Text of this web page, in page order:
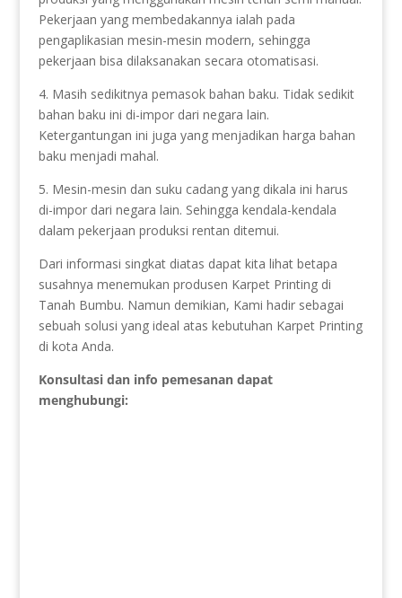
Pekerjaan yang membedakannya ialah pada
pengaplikasian mesin-mesin modern, sehingga
pekerjaan bisa dilaksanakan secara otomatisasi.
4. Masih sedikitnya pemasok bahan baku. Tidak sedikit
bahan baku ini di-impor dari negara lain.
Ketergantungan ini juga yang menjadikan harga bahan
baku menjadi mahal.
5. Mesin-mesin dan suku cadang yang dikala ini harus
di-impor dari negara lain. Sehingga kendala-kendala
dalam pekerjaan produksi rentan ditemui.
Dari informasi singkat diatas dapat kita lihat betapa
susahnya menemukan produsen Karpet Printing di
Tanah Bumbu. Namun demikian, Kami hadir sebagai
sebuah solusi yang ideal atas kebutuhan Karpet Printing
di kota Anda.
Konsultasi dan info pemesanan dapat
menghubungi: